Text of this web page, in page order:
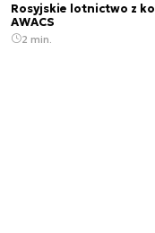
Rosyjskie lotnictwo z
AWACS
2 min.